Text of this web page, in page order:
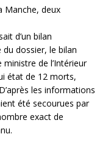
Manche, deux
d’un bilan
du dossier, le bilan
de l’Intérieur
état de 12 morts,
les informations
été secourues par
exact de